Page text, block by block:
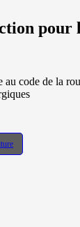
pour
code de la